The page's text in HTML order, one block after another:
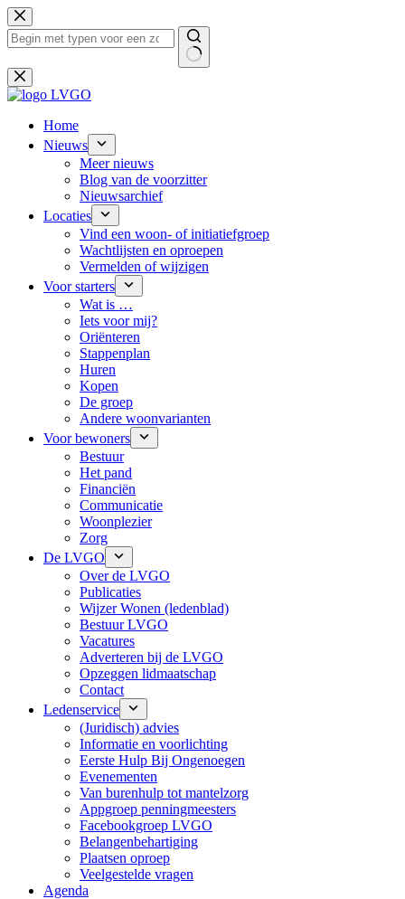
Ga
naar
de
Geen
resultaten
Home
Nieuws
Meer nieuws
Blog van de voorzitter
Nieuwsarchief
Locaties
Vind een woon- of initiatiefgroep
Wachtlijsten en oproepen
Vermelden of wijzigen
Voor starters
Wat is …
Iets voor mij?
Oriënteren
Stappenplan
Huren
Kopen
De groep
Andere woonvarianten
Voor bewoners
Bestuur
Het pand
Financiën
Communicatie
Woonplezier
Zorg
De LVGO
Over de LVGO
Publicaties
Wijzer Wonen (ledenblad)
Bestuur LVGO
Vacatures
Adverteren bij de LVGO
Opzeggen lidmaatschap
Contact
Ledenservice
(Juridisch) advies
Informatie en voorlichting
Eerste Hulp Bij Ongenoegen
Evenementen
Van burenhulp tot mantelzorg
Appgroep penningmeesters
Facebookgroep LVGO
Belangenbehartiging
Plaatsen oproep
Veelgestelde vragen
Agenda